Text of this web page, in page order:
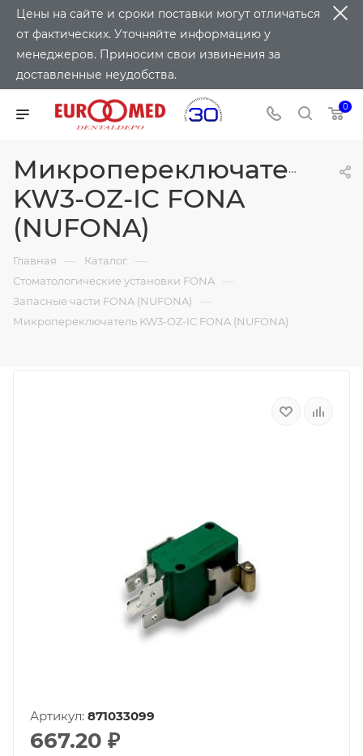
Цены на сайте и сроки поставки могут отличаться
от фактических. Уточняйте информацию у
менеджеров. Приносим свои извинения за
доставленные неудобства.
0
Микропереключатель
KW3-OZ-IC FONA
(NUFONA)
Главная — Каталог —
Стоматологические установки FONA —
Запасные части FONA (NUFONA) —
Микропереключатель KW3-OZ-IC FONA (NUFONA)
Артикул: 871033099
667.20 ₽